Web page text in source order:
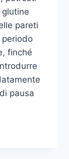
glutine
pareti
periodo
finché
pausa